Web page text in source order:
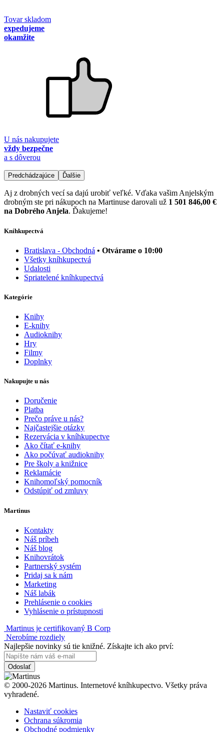
Tovar skladom
expedujeme
okamžite
U nás nakupujete
vždy bezpečne
a s dôverou
Predchádzajúce Ďalšie
Aj z drobných vecí sa dajú urobiť veľké. Vďaka vašim Anjelským
drobným ste pri nákupoch na Martinuse darovali už 1 501 846,00 €
na Dobrého Anjela. Ďakujeme!
Kníhkupectvá
Bratislava - Obchodná • Otvárame o 10:00
Všetky kníhkupectvá
Udalosti
Spriatelené kníhkupectvá
Kategórie
Knihy
E-knihy
Audioknihy
Hry
Filmy
Doplnky
Nakupujte u nás
Doručenie
Platba
Prečo práve u nás?
Najčastejšie otázky
Rezervácia v kníhkupectve
Ako čítať e-knihy
Ako počúvať audioknihy
Pre školy a knižnice
Reklamácie
Knihomoľský pomocník
Odstúpiť od zmluvy
Martinus
Kontakty
Náš príbeh
Náš blog
Knihovrátok
Partnerský systém
Pridaj sa k nám
Marketing
Náš labák
Prehlásenie o cookies
Vyhlásenie o prístupnosti
Martinus je certifikovaný B Corp
Nerobíme rozdiely
Najlepšie novinky sú tie knižné. Získajte ich ako prví:
Odoslať
© 2000-2026 Martinus. Internetové kníhkupectvo. Všetky práva
vyhradené.
Nastaviť cookies
Ochrana súkromia
Obchodné podmienky